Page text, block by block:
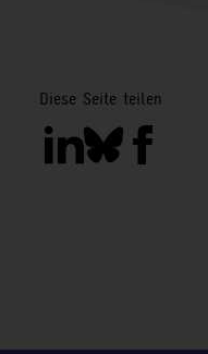
Diese Seite teilen